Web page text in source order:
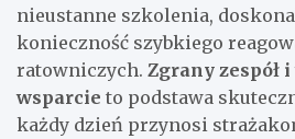
nieustanne szkolenia,
konieczność szybkiego
ratowniczych. Zgrany zespół
wsparcie to podstawa
każdy dzień przynosi